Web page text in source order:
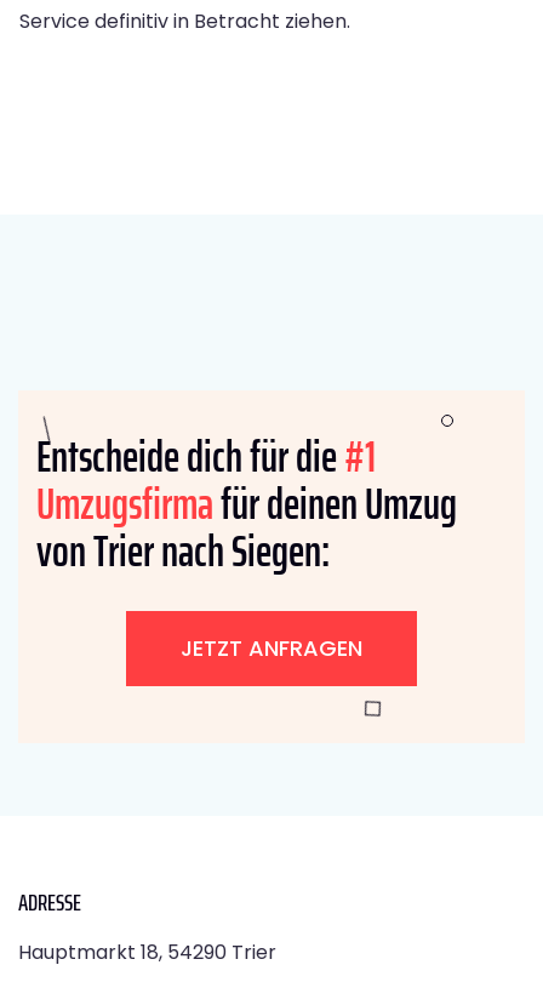
Service definitiv in Betracht ziehen.
Entscheide dich für die#1
Umzugsfirmafür deinen Umzug
von Trier nach Siegen:
JETZT ANFRAGEN
ADRESSE
Hauptmarkt 18, 54290 Trier